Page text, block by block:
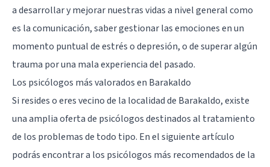
a desarrollar y mejorar nuestras vidas a nivel general como
es la comunicación, saber gestionar las emociones en un
momento puntual de estrés o depresión, o de superar algún
trauma por una mala experiencia del pasado.
Los psicólogos más valorados en Barakaldo
Si resides o eres vecino de la localidad de Barakaldo, existe
una amplia oferta de psicólogos destinados al tratamiento
de los problemas de todo tipo. En el siguiente artículo
podrás encontrar a los psicólogos más recomendados de la